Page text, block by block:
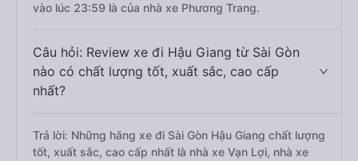
vào lúc 23:59 là của nhà xe Phương Trang.
Câu hỏi: Review xe đi Hậu Giang từ Sài Gòn
nào có chất lượng tốt, xuất sắc, cao cấp
nhất?
Trả lời: Những hãng xe đi Sài Gòn Hậu Giang chất lượng
tốt, xuất sắc, cao cấp nhất là nhà xe Vạn Lợi, nhà xe